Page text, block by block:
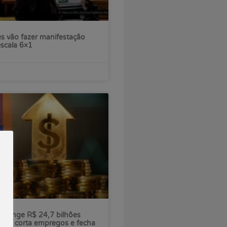
vão fazer manifestação
6×1
atinge R$ 24,7 bilhões
corta empregos e fecha